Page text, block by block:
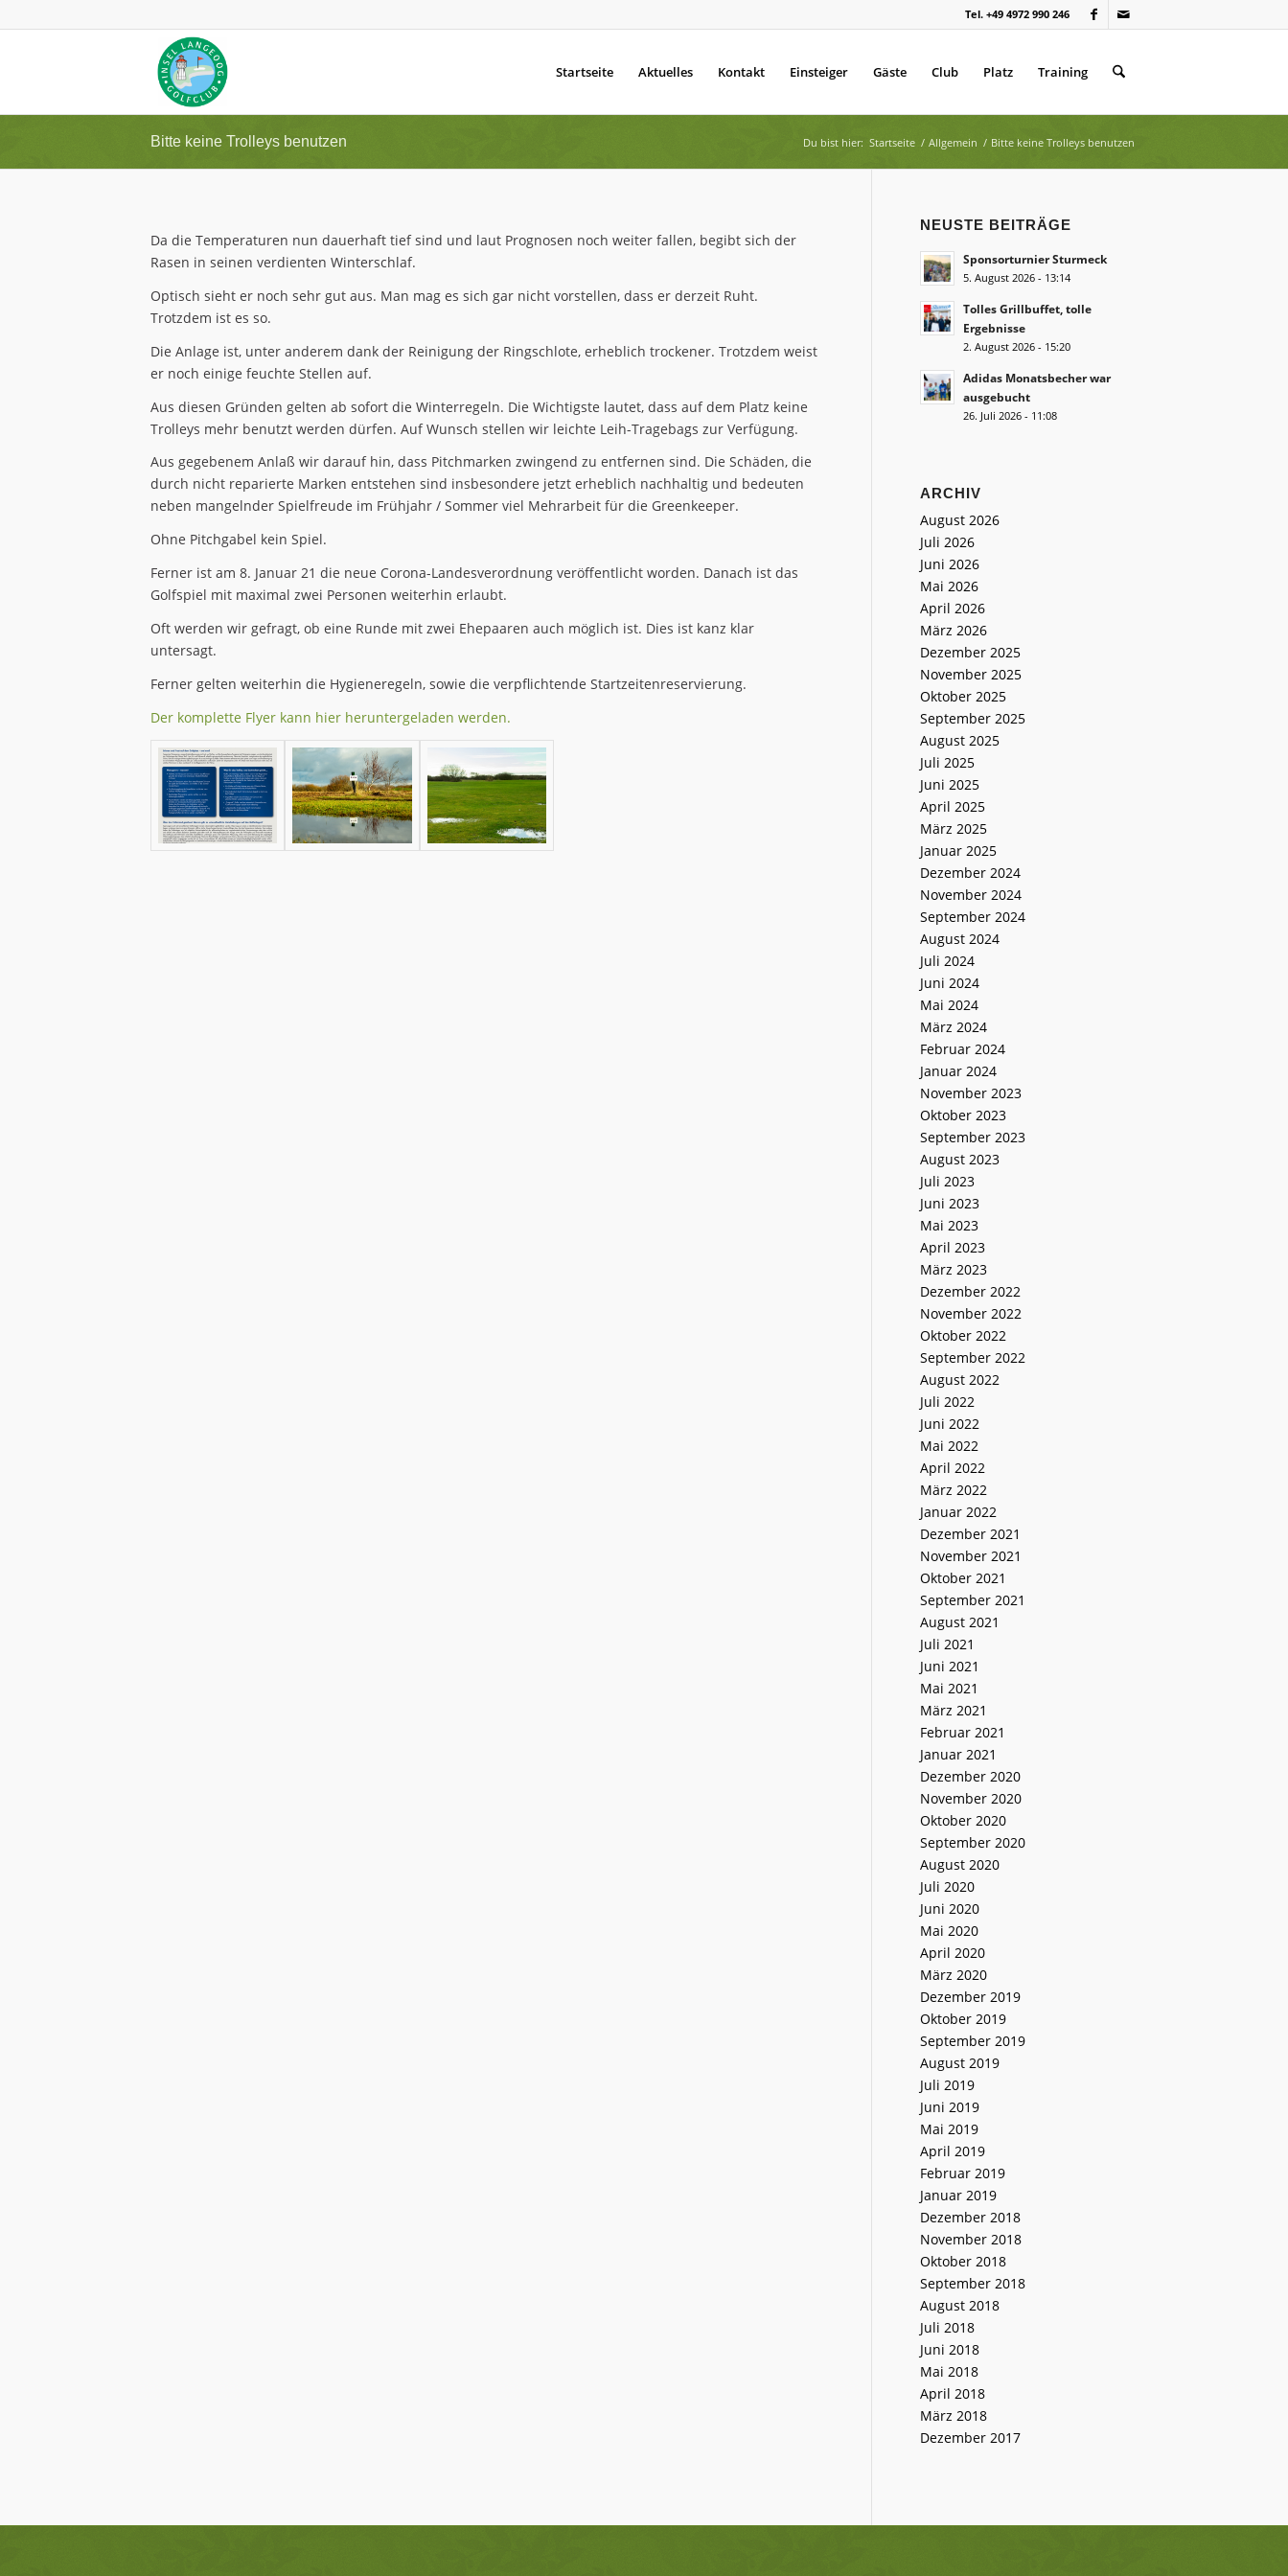
Tel. +49 4972 990 246
Startseite Aktuelles Kontakt Einsteiger Gäste Club Platz Training
Bitte keine Trolleys benutzen Du bist hier: Startseite / Allgemein / Bitte keine Trolleys benutzen
Da die Temperaturen nun dauerhaft tief sind und laut Prognosen noch weiter fallen, begibt sich der
Rasen in seinen verdienten Winterschlaf.
Optisch sieht er noch sehr gut aus. Man mag es sich gar nicht vorstellen, dass er derzeit Ruht.
Trotzdem ist es so.
Die Anlage ist, unter anderem dank der Reinigung der Ringschlote, erheblich trockener. Trotzdem weist
er noch einige feuchte Stellen auf.
Aus diesen Gründen gelten ab sofort die Winterregeln. Die Wichtigste lautet, dass auf dem Platz keine
Trolleys mehr benutzt werden dürfen. Auf Wunsch stellen wir leichte Leih-Tragebags zur Verfügung.
Aus gegebenem Anlaß wir darauf hin, dass Pitchmarken zwingend zu entfernen sind. Die Schäden, die
durch nicht reparierte Marken entstehen sind insbesondere jetzt erheblich nachhaltig und bedeuten
neben mangelnder Spielfreude im Frühjahr / Sommer viel Mehrarbeit für die Greenkeeper.
Ohne Pitchgabel kein Spiel.
Ferner ist am 8. Januar 21 die neue Corona-Landesverordnung veröffentlicht worden. Danach ist das
Golfspiel mit maximal zwei Personen weiterhin erlaubt.
Oft werden wir gefragt, ob eine Runde mit zwei Ehepaaren auch möglich ist. Dies ist kanz klar
untersagt.
Ferner gelten weiterhin die Hygieneregeln, sowie die verpflichtende Startzeitenreservierung.
Der komplette Flyer kann hier heruntergeladen werden.
NEUSTE BEITRÄGE
Sponsorturnier Sturmeck
5. August 2026 - 13:14
Tolles Grillbuffet, tolle
Ergebnisse
2. August 2026 - 15:20
Adidas Monatsbecher war
ausgebucht
26. Juli 2026 - 11:08
ARCHIV
August 2026
Juli 2026
Juni 2026
Mai 2026
April 2026
März 2026
Dezember 2025
November 2025
Oktober 2025
September 2025
August 2025
Juli 2025
Juni 2025
April 2025
März 2025
Januar 2025
Dezember 2024
November 2024
September 2024
August 2024
Juli 2024
Juni 2024
Mai 2024
März 2024
Februar 2024
Januar 2024
November 2023
Oktober 2023
September 2023
August 2023
Juli 2023
Juni 2023
Mai 2023
April 2023
März 2023
Dezember 2022
November 2022
Oktober 2022
September 2022
August 2022
Juli 2022
Juni 2022
Mai 2022
April 2022
März 2022
Januar 2022
Dezember 2021
November 2021
Oktober 2021
September 2021
August 2021
Juli 2021
Juni 2021
Mai 2021
März 2021
Februar 2021
Januar 2021
Dezember 2020
November 2020
Oktober 2020
September 2020
August 2020
Juli 2020
Juni 2020
Mai 2020
April 2020
März 2020
Dezember 2019
Oktober 2019
September 2019
August 2019
Juli 2019
Juni 2019
Mai 2019
April 2019
Februar 2019
Januar 2019
Dezember 2018
November 2018
Oktober 2018
September 2018
August 2018
Juli 2018
Juni 2018
Mai 2018
April 2018
März 2018
Dezember 2017